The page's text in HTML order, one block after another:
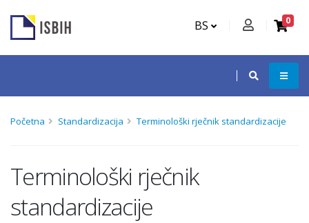
BS 0
Početna Standardizacija Terminološki rječnik standardizacije
Terminološki rječnik
standardizacije